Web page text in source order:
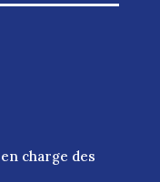
charge des